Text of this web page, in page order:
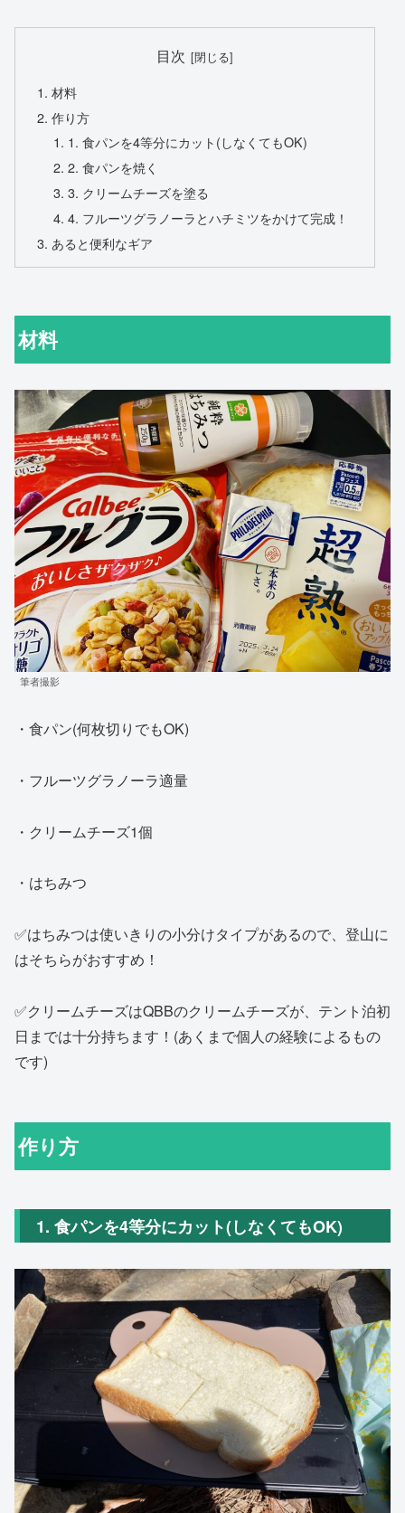
目次
材料
作り方
1. 食パンを4等分にカット(しなくてもOK)
2. 食パンを焼く
3. クリームチーズを塗る
4. フルーツグラノーラとハチミツをかけて完成！
あると便利なギア
材料
筆者撮影
・食パン(何枚切りでもOK)
・フルーツグラノーラ適量
・クリームチーズ1個
・はちみつ
✅はちみつは使いきりの小分けタイプがあるので、登山に
はそちらがおすすめ！
✅クリームチーズはQBBのクリームチーズが、テント泊初
日までは十分持ちます！(あくまで個人の経験によるもの
です)
作り方
1. 食パンを4等分にカット(しなくてもOK)